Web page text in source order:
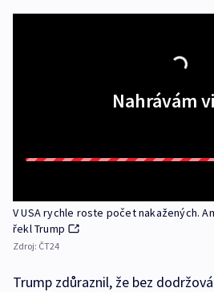
Nahrávám
V USA rychle roste počet nakažených.
řekl Trump
Zdroj: ČT24
Trump zdůraznil, že bez